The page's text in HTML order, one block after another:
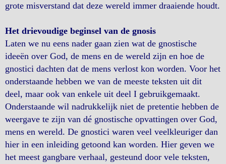
grote misverstand dat deze wereld immer draaiende houdt.
Het drievoudige beginsel van de gnosis
Laten we nu eens nader gaan zien wat de gnostische
ideeën over God, de mens en de wereld zijn en hoe de
gnostici dachten dat de mens verlost kon worden. Voor het
onderstaande hebben we van de meeste teksten uit dit
deel, maar ook van enkele uit deel I gebruikgemaakt.
Onderstaande wil nadrukkelijk niet de pretentie hebben de
weergave te zijn van dé gnostische opvattingen over God,
mens en wereld. De gnostici waren veel veelkleuriger dan
hier in een inleiding getoond kan worden. Hier geven we
het meest gangbare verhaal, gesteund door vele teksten,